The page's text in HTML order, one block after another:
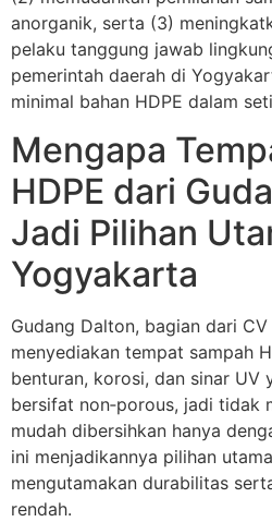
anorganik, serta (3)
pelaku tanggung jawab
pemerintah daerah di
minimal bahan HDPE dalam
Mengapa
HDPE dari
Jadi Pilihan
Yogyakarta
Gudang Dalton, bagian dari
menyediakan tempat sampah
benturan, korosi, dan sinar UV
bersifat non‑porous, jadi tidak
mudah dibersihkan hanya
ini menjadikannya pilihan
mengutamakan durabilitas
rendah.